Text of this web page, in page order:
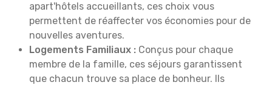
apart'hôtels accueillants, ces choix vous
permettent de réaffecter vos économies pour de
nouvelles aventures.
Logements Familiaux : Conçus pour chaque
membre de la famille, ces séjours garantissent
que chacun trouve sa place de bonheur. Ils